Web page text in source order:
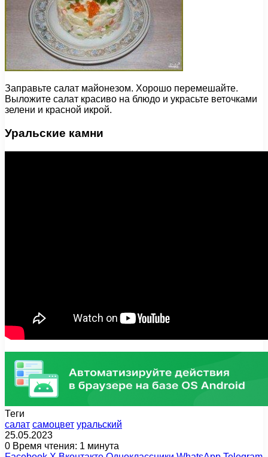
Заправьте салат майонезом. Хорошо перемешайте.
Выложите салат красиво на блюдо и украсьте веточками
зелени и красной икрой.
Уральские камни
Теги
салат самоцвет уральский
25.05.2023
0 Время чтения: 1 минута